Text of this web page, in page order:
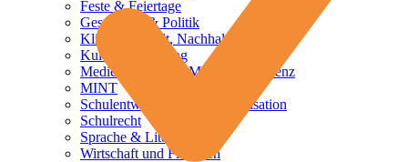
Feste & Feiertage
Geschichte & Politik
Klima, Umwelt, Nachhaltigkeit
Kulturelle Bildung
Mediennutzung & Medienkompetenz
MINT
Schulentwicklung und Organisation
Schulrecht
Sprache & Literatur
Wirtschaft und Finanzen